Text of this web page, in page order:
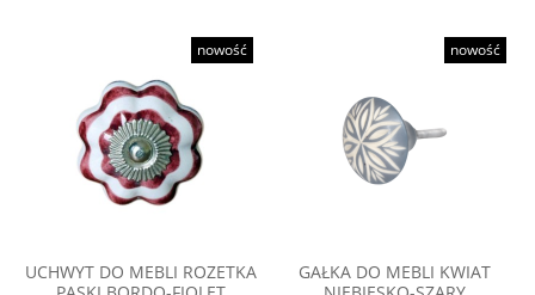
UCHWYT DO MEBLI ROZETKA
nowość
GAŁKA DO MEBLI KWIAT
nowość